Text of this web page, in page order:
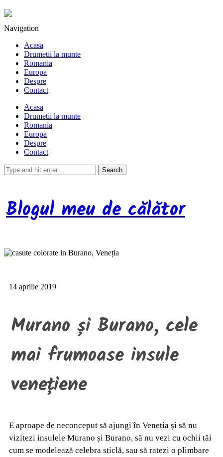
Navigation
Acasa
Drumetii la munte
Romania
Europa
Despre
Contact
Acasa
Drumetii la munte
Romania
Europa
Despre
Contact
Blogul meu de călător
14 aprilie 2019
Murano și Burano, cele
mai frumoase insule
venețiene
E aproape de neconceput să ajungi în Veneția și să nu
vizitezi insulele Murano și Burano, să nu vezi cu ochii tăi
cum se modelează celebra sticlă, sau să ratezi o plimbare